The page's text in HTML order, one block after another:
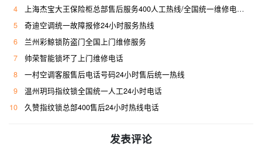
4
上海杰宝大王保险柜总部售后服务400人工热线/全国统一维修电话是多少
5
奇迪空调统一故障报修24小时服务热线
6
兰州彩鲸锁防盗门全国上门维修服务
7
帅荣智能锁坏了上门维修电话
8
一村空调客服售后电话号码24小时售后统一热线
9
温州玥玛指纹锁全国统一人工24小时电话
10
久赞指纹锁总部400售后24小时热线电话
发表评论